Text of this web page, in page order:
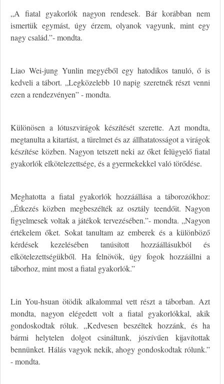
„A fiatal gyakorlók nagyon rendesek. Bár korábban nem
ismertük egymást, úgy érzem, olyanok vagyunk, mint egy
nagy család.”- mondta.
Liao Wei-jung Yunlin megyéből egy hatodikos tanuló, ő is
kedveli a tábort. „Legközelebb 10 napig szeretnék részt venni
ezen a rendezvényen” - mondta.
Különösen a lótuszvirágok készítését szerette. Azt mondta,
megtanulta a kitartást, a türelmet és az állhatatosságot a virágok
készítése közben. Nagyon tetszett neki az őket felügyelő fiatal
gyakorlók elkötelezettsége, és a gyermekekkel való törődése.
Meghatotta a fiatal gyakorlók hozzáállása a táborozókhoz:
„Étkezés közben megbeszélték az osztály teendőit. Nagyon
figyelmesek voltak a játékok tervezésében.”- mondta. „Nagyon
értékelem őket. Sokat tanultam az emberek és a különböző
kérdések kezelésében tanúsított hozzáállásukból és
elkötelezettségükből. Ha felnövök, úgy fogok hozzáállni a
táborhoz, mint most a fiatal gyakorlók.”
Lin You-hsuan ötödik alkalommal vett részt a táborban. Azt
mondta, nagyon elégedett volt a fiatal gyakorlókkal, akik
gondoskodtak róluk. „Kedvesen beszéltek hozzánk, és ha
bármi helytelen dolgot csináltunk, jószívűen kijavítottak
bennünket. Hálás vagyok nekik, ahogy gondoskodtak rólunk.”
- mondta.